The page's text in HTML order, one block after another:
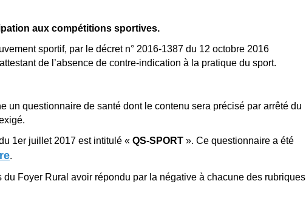
aux compétitions sportives.
sportif, par le décret n° 2016-1387 du 12 octobre 2016
de l’absence de contre-indication à la pratique du sport.
un questionnaire de santé dont le contenu sera précisé par arrêté du
1er juillet 2017 est intitulé « QS-SPORT ». Ce questionnaire a été
.
Foyer Rural avoir répondu par la négative à chacune des rubriques